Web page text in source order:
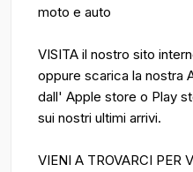
moto e auto
VISITA il nostro sito
oppure scarica la nostra
dall' Apple store o Play
sui nostri ultimi arrivi.
VIENI A TROVARCI PER